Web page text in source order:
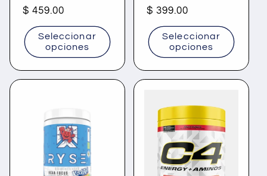
Precio
habitual
$ 459.00
Seleccionar
opciones
Precio
habitual
$ 399.00
Seleccionar
opciones